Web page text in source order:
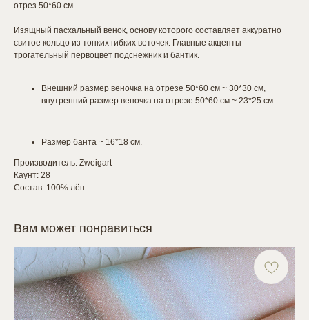
отрез 50*60 см.
Изящный пасхальный венок, основу которого составляет аккуратно
свитое кольцо из тонких гибких веточек. Главные акценты -
трогательный первоцвет подснежник и бантик.
Внешний размер веночка на отрезе 50*60 см ~ 30*30 см,
внутренний размер веночка на отрезе 50*60 см ~ 23*25 см.
Размер банта ~ 16*18 см.
Производитель: Zweigart
Каунт: 28
Состав: 100% лён
Вам может понравиться